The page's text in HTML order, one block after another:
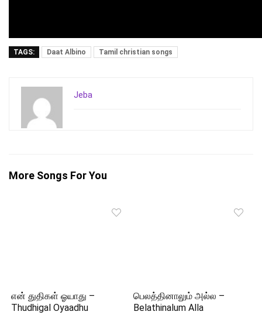
TAGS: Daat Albino Tamil christian songs
Jeba
More Songs For You
என் துதிகள் ஓயாது –
Thudhigal Oyaadhu
பெலத்தினாலும் அல்ல –
Belathinalum Alla